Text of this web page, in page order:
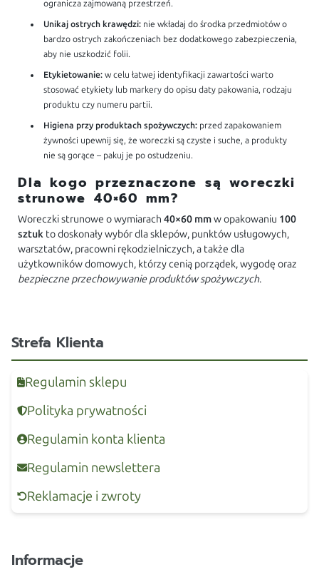
ogranicza zajmowaną przestrzeń.
Unikaj ostrych krawędzi: nie wkładaj do środka przedmiotów o
bardzo ostrych zakończeniach bez dodatkowego zabezpieczenia,
aby nie uszkodzić folii.
Etykietowanie: w celu łatwej identyfikacji zawartości warto
stosować etykiety lub markery do opisu daty pakowania, rodzaju
produktu czy numeru partii.
Higiena przy produktach spożywczych: przed zapakowaniem
żywności upewnij się, że woreczki są czyste i suche, a produkty
nie są gorące – pakuj je po ostudzeniu.
Dla kogo przeznaczone są woreczki
strunowe 40×60 mm?
Woreczki strunowe o wymiarach40×60 mmw opakowaniu 100
sztuk to doskonały wybór dla sklepów, punktów usługowych,
warsztatów, pracowni rękodzielniczych, a także dla
użytkowników domowych, którzy cenią porządek, wygodę oraz
bezpieczne przechowywanie produktów spożywczych.
Strefa Klienta
Regulamin sklepu
Polityka prywatności
Regulamin konta klienta
Regulamin newslettera
Reklamacje i zwroty
Informacje